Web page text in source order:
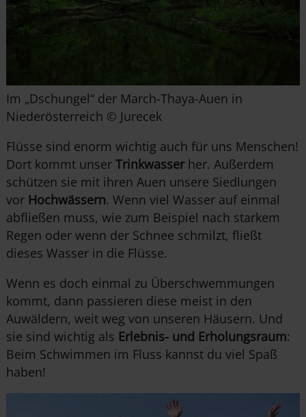
Im „Dschungel“ der March-Thaya-Auen in
Niederösterreich © Jurecek
Flüsse sind enorm wichtig auch für uns Menschen!
Dort kommt unser Trinkwasserher. Außerdem
schützen sie mit ihren Auen unsere Siedlungen
vor Hochwässern. Wenn viel Wasser auf einmal
abfließen muss, wie zum Beispiel nach starkem
Regen oder wenn der Schnee schmilzt, fließt
dieses Wasser in die Flüsse.
Wenn es doch einmal zu Überschwemmungen
kommt, dann passieren diese meist in den
Auwäldern, weit weg von unseren Häusern. Und
sie sind wichtig als Erlebnis- und Erholungsraum:
Beim Schwimmen im Fluss kannst du viel Spaß
haben!